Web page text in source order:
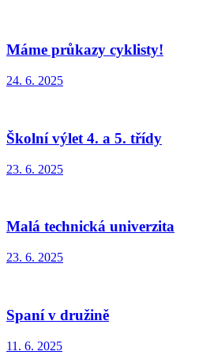
Máme průkazy cyklisty!
24. 6. 2025
Školní výlet 4. a 5. třídy
23. 6. 2025
Malá technická univerzita
23. 6. 2025
Spaní v družině
11. 6. 2025